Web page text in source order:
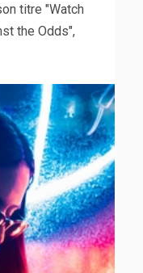
titre "Watch
the Odds",